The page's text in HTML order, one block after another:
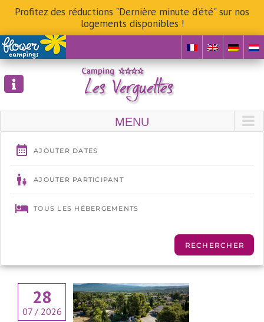
Profitez des réductions "Dernière minute d'été" sur nos
logements disponibles !
Skip
to
content
28
07 / 2026